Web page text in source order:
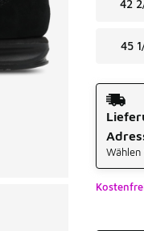
42
45
Wählen